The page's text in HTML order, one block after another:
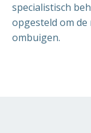
specialistisch
opgesteld om
ombuigen.